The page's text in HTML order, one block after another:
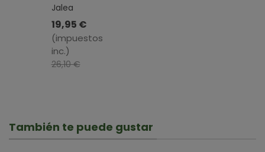
Jalea
Real
ORO 3ª
Edad ·
Espadiet
· 20
19,95 €
(impuestos
inc.)
26,10 €
También te puede gustar